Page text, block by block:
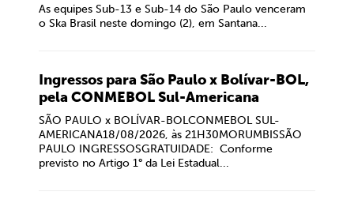
As equipes Sub-13 e Sub-14 do São Paulo venceram
o Ska Brasil neste domingo (2), em Santana...
Ingressos para São Paulo x Bolívar-BOL,
pela CONMEBOL Sul-Americana
SÃO PAULO x BOLÍVAR-BOLCONMEBOL SUL-
AMERICANA18/08/2026, às 21H30MORUMBISSÃO
PAULO INGRESSOSGRATUIDADE: Conforme
previsto no Artigo 1° da Lei Estadual...